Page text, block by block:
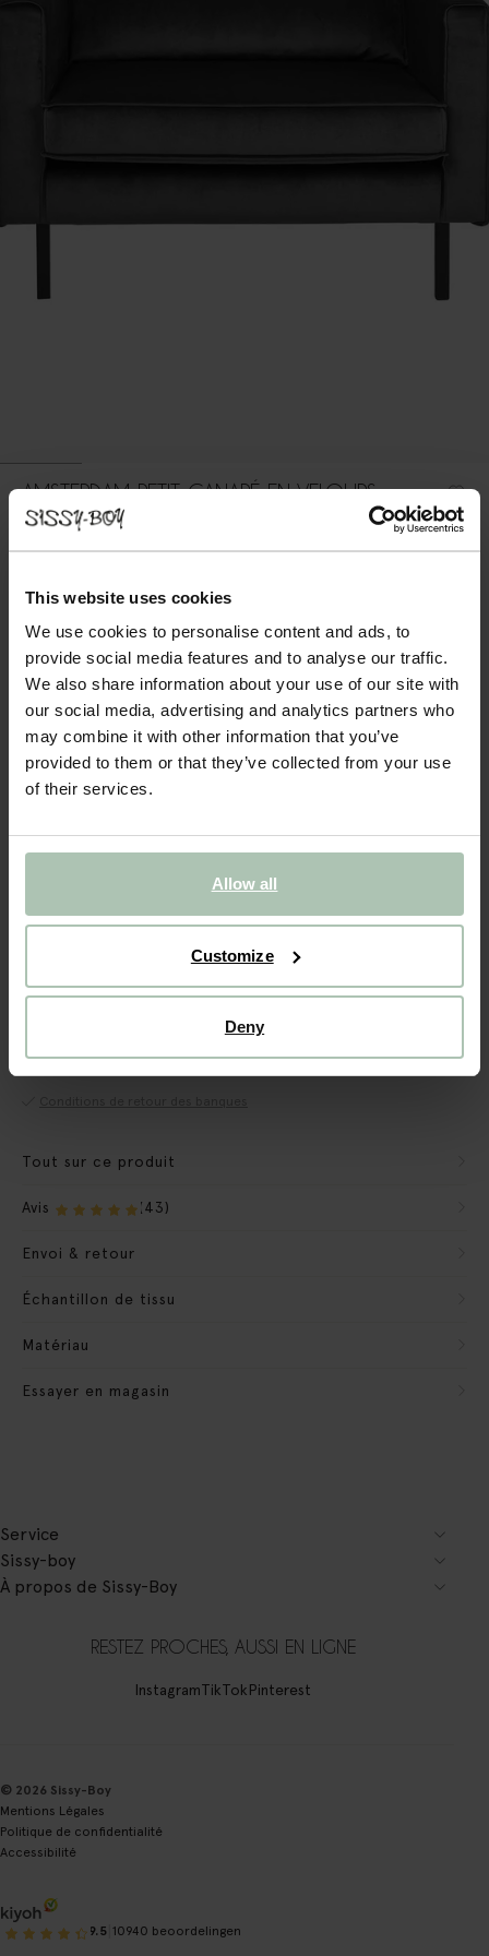
This website uses cookies
We use cookies to personalise content and ads, to
provide social media features and to analyse our traffic.
We also share information about your use of our site with
our social media, advertising and analytics partners who
may combine it with other information that you’ve
provided to them or that they’ve collected from your use
of their services.
Allow all
Customize
Deny
AMSTERDAM PETIT CANAPÉ EN VELOURS -
ANTHRACITE
Confortable petit canapé en velours de la série Amsterdam.
Grâce à sa matière en velours doux, le petit canapé a un aspect
luxueux et une assise confortable. Le petit canapé a une largeur
de 105 cm, une hauteur de 85 cm et une p...
Lire plus
1 Choisir le modèle: Petit canapé (1x) Modifier
2 Choisir le tissu
3 Choose additional + ajouter
AJOUTER AU PANIER 649.00
Garantie CBW
Nous préparons le banc pour qu'il soit prêt à l'emploi.
Tout sur ce produit
Avis (43)
Envoi & retour
Échantillon de tissu
Matériau
Essayer en magasin
Service
Sissy-boy
À propos de Sissy-Boy
RESTEZ PROCHES, AUSSI EN LIGNE
InstagramTikTokPinterest
© 2026 Sissy-Boy
Mentions Légales
Politique de confidentialité
Accessibilité
9.5 10940 beoordelingen